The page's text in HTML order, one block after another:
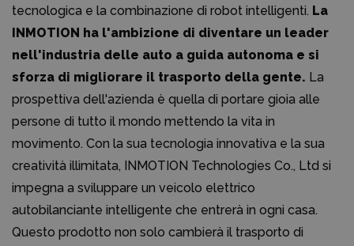
tecnologica e la combinazione di robot intelligenti. La
INMOTION ha l'ambizione di diventare un leader
nell'industria delle auto a guida autonoma e si
sforza di migliorare il trasporto della gente. La
prospettiva dell'azienda è quella di portare gioia alle
persone di tutto il mondo mettendo la vita in
movimento. Con la sua tecnologia innovativa e la sua
creatività illimitata, INMOTION Technologies Co., Ltd si
impegna a sviluppare un veicolo elettrico
autobilanciante intelligente che entrerà in ogni casa.
Questo prodotto non solo cambierà il trasporto di